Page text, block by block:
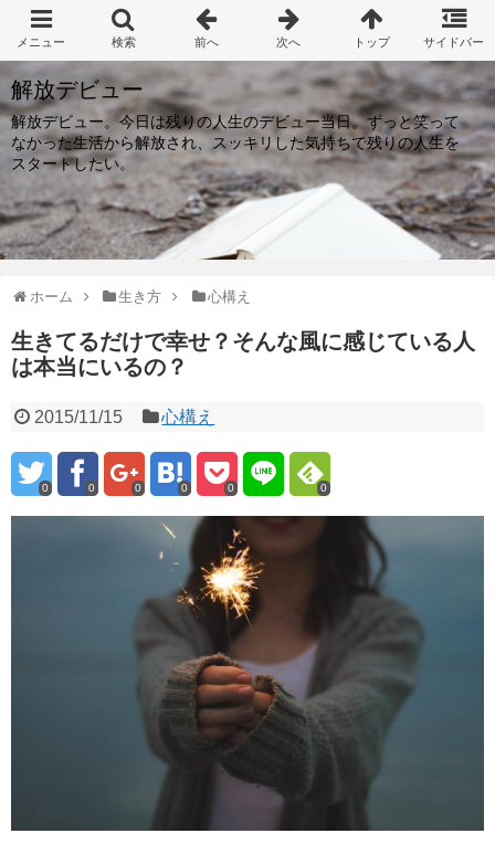
解放デビュー
解放デビュー。今日は残りの人生のデビュー当日。ずっと笑って
なかった生活から解放され、スッキリした気持ちで残りの人生を
スタートしたい。
ホーム 生き方 心構え
生きてるだけで幸せ？そんな風に感じている人
は本当にいるの？
2015/11/15 心構え
0 0 0 0 0 0